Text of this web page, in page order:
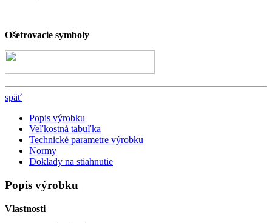
Ošetrovacie symboly
späť
Popis výrobku
Veľkostná tabuľka
Technické parametre výrobku
Normy
Doklady na stiahnutie
Popis výrobku
Vlastnosti